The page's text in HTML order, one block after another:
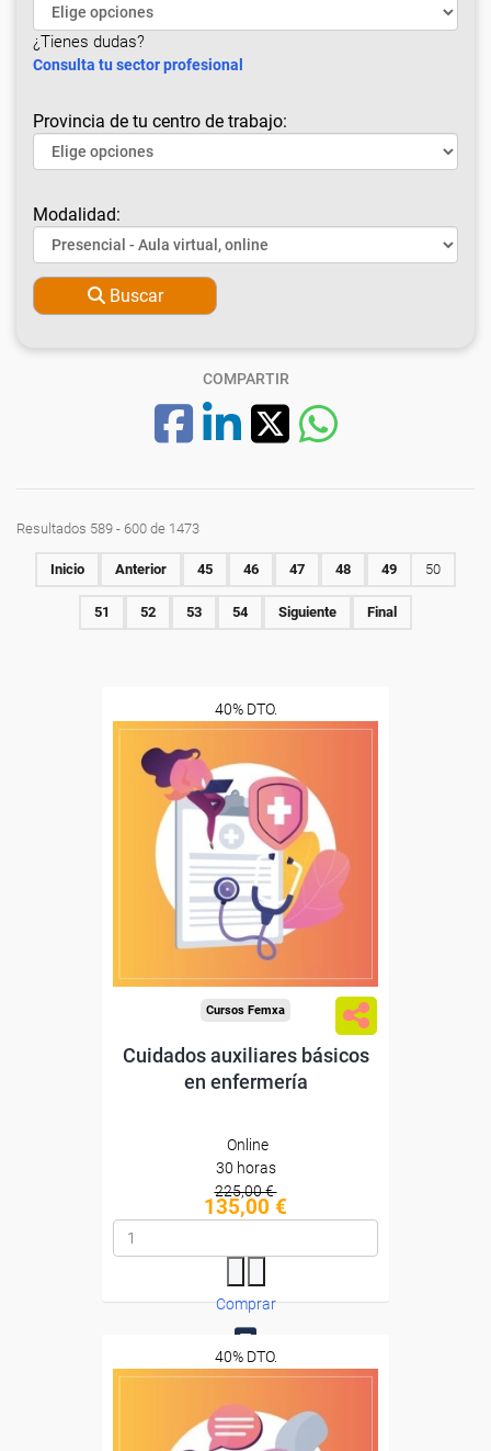
¿Tienes dudas?
Consulta tu sector profesional
Provincia de tu centro de trabajo:
Modalidad:
Buscar
COMPARTIR
Resultados 589 - 600 de 1473
Inicio Anterior 45 46 47 48 49 50
51 52 53 54 Siguiente Final
40% DTO.
Descuentos especiales
Sin requisitos de acceso
Diploma
Compra segura
Cursos Femxa
Cuidados auxiliares básicos
en enfermería
Online
30 horas
225,00 €
135,00 €
Comprar
1
40% DTO.
Descuentos especiales